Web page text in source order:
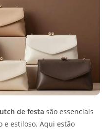
de festa são essenciais
e estiloso. Aqui estão